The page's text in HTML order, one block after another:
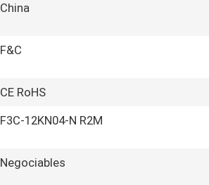
China
F&C
CE RoHS
F3C-12KN04-N R2M
Negociables